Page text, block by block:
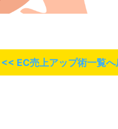
<< EC売上アップ術一覧へ